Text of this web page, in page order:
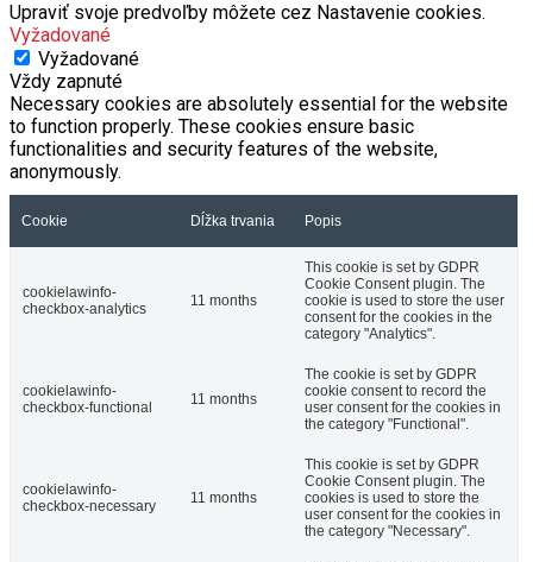
Upraviť svoje predvoľby môžete cez Nastavenie cookies.
Vyžadované
Vyžadované
Vždy zapnuté
Necessary cookies are absolutely essential for the website
to function properly. These cookies ensure basic
functionalities and security features of the website,
anonymously.
Cookie Dĺžka trvania Popis
cookielawinfo-
checkbox-analytics
11 months
This cookie is set by GDPR
Cookie Consent plugin. The
cookie is used to store the user
consent for the cookies in the
category "Analytics".
cookielawinfo-
checkbox-functional
11 months
The cookie is set by GDPR
cookie consent to record the
user consent for the cookies in
the category "Functional".
cookielawinfo-
checkbox-necessary
11 months
This cookie is set by GDPR
Cookie Consent plugin. The
cookies is used to store the
user consent for the cookies in
the category "Necessary".